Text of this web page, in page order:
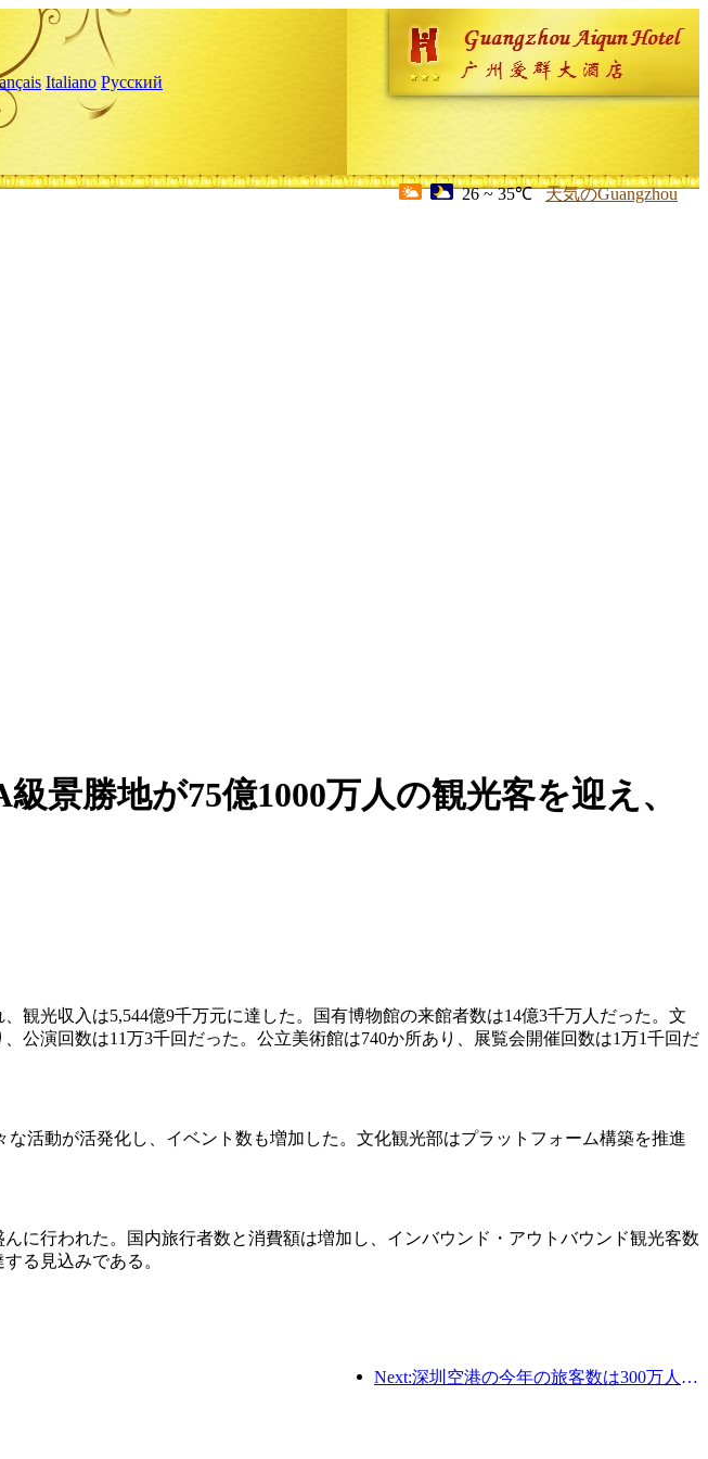
Italiano Русский
26 ~ 35℃ 天気のGuangzhou
景勝地が75億1000万人の観光客を迎え、
観光収入は5,544億9千万元に達した。国有博物館の来館者数は14億3千万人だった。文
公演回数は11万3千回だった。公立美術館は740か所あり、展覧会開催回数は1万1千回だ
活動が活発化し、イベント数も増加した。文化観光部はプラットフォーム構築を推進
に行われた。国内旅行者数と消費額は増加し、インバウンド・アウトバウンド観光客数
る見込みである。
Next:深圳空港の今年の旅客数は300万人を超え、同期間の新記録を樹立した。